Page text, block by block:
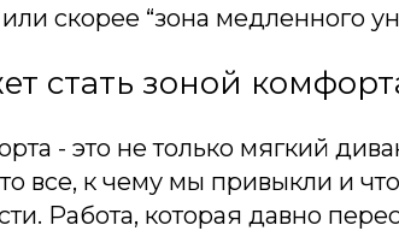
скорее “зона медленного
стать зоной
- это не только мягкий
все, к чему мы привыкли и
Работа, которая давно